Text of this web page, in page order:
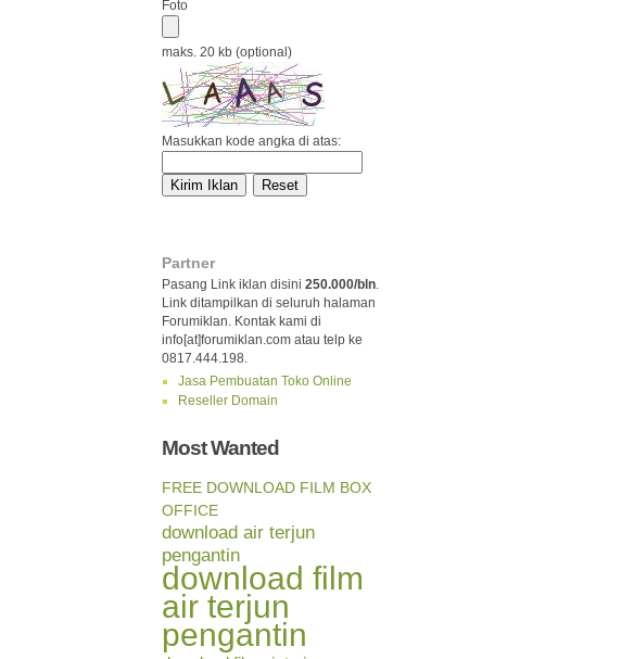
Foto
maks. 20 kb (optional)
Masukkan kode angka di atas:
Partner
Pasang Link iklan disini 250.000/bln.
Link ditampilkan di seluruh halaman
Forumiklan. Kontak kami di
info[at]forumiklan.com atau telp ke
0817.444.198.
Jasa Pembuatan Toko Online
Reseller Domain
Most Wanted
FREE DOWNLOAD FILM BOX
OFFICE
download air terjun
pengantin
download film
air terjun
pengantin